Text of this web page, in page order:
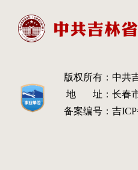
版权所有： 中共
地 址： 长春
备案编号： 吉